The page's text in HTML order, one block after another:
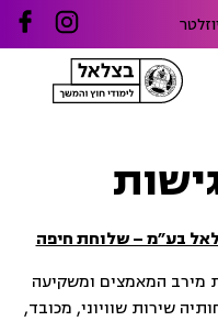
בע״מ – שלוחת חיפה
מירב המאמצים ומשקיעה
שירות שוויוני, מכובד,